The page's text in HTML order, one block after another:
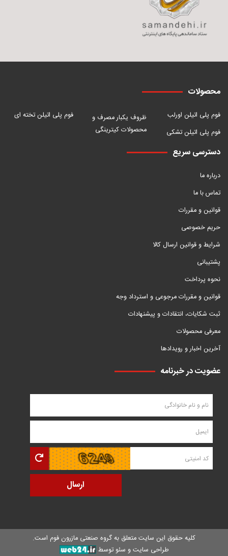
محصولات
فوم پلی اتیلن اورلب
فوم پلی اتیلن تشکی
ظروف یکبار مصرف و
محصولات کیترینگی
فوم پلی اتیلن تخته ای
دسترسی سریع
درباره ما
تماس با ما
قوانین و مقررات
حریم خصوصی
شرایط و قوانین ارسال کالا
پشتیبانی
نحوه پرداخت
قوانین و مقررات مرجوعی و استرداد وجه
ثبت شکایات، انتقادات و پیشنهادات
معرفی محصولات
آخرین اخبار و رویدادها
عضویت در خبرنامه
کلیه حقوق این سایت متعلق بهگروه صنعتی مازرون فوم است.
طراحی سایت و سئو توسط